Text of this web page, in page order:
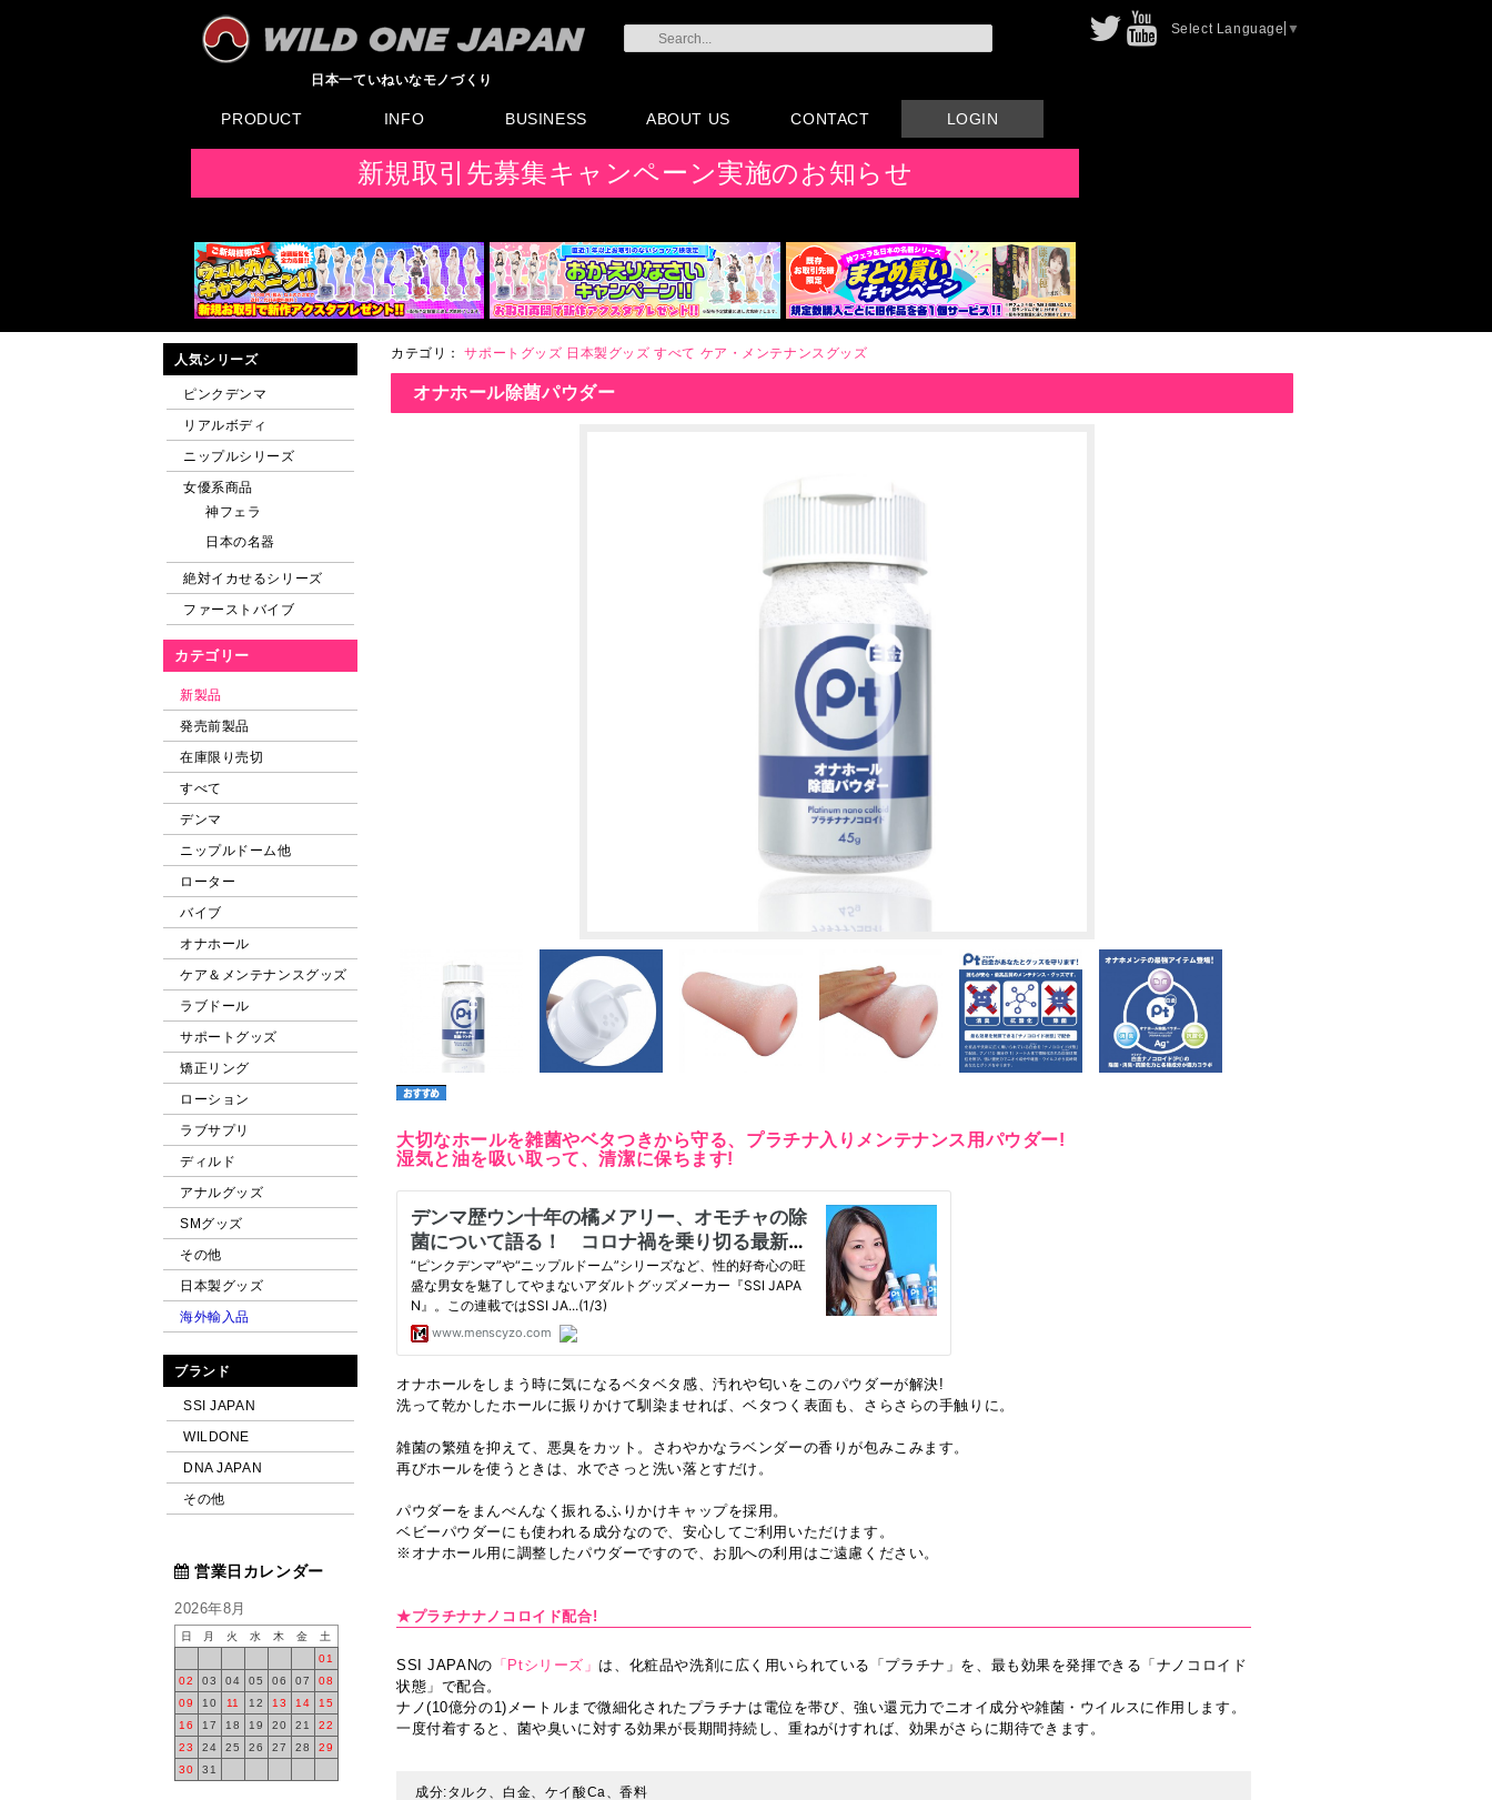
日本一ていねいなモノづくり
PRODUCT INFO
製品情報
お知らせ
イベント・展示会
メディア掲載
BUSINESS
会員登録
注文方法・卸売りにつ
いて
FAX注文書
カタログ
販促物配布
代理店契約について
ABOUT US
取り扱い店リスト
CONTACT
お問い合わせ
付属品販売(一般のお
客様向け)
アイディア募集
LOGIN
新規取引先募集キャンペーン実施のお知らせ
Select Language ▼
人気シリーズ
ピンクデンマ
リアルボディ
ニップルシリーズ
女優系商品
神フェラ
日本の名器
絶対イカせるシリーズ
ファーストバイブ
カテゴリー
新製品
発売前製品
在庫限り売切
すべて
デンマ
ニップルドーム他
ローター
バイブ
オナホール
ケア＆メンテナンスグッズ
ラブドール
サポートグッズ
矯正リング
ローション
ラブサプリ
ディルド
アナルグッズ
SMグッズ
その他
日本製グッズ
海外輸入品
ブランド
SSI JAPAN
WILDONE
DNA JAPAN
その他
営業日カレンダー
2026年8月
日 月 火 水 木 金
土
01
02
03 04 05 06 07
08
09
10 11 12 13 14
15
16
17 18 19 20 21
22
23
24 25 26 27 28
29
30
31
カテゴリ：サポートグッズ 日本製グッズ すべて ケア・メンテナンスグッズ
オナホール除菌パウダー
大切なホールを雑菌やベタつきから守る、プラチナ入りメンテナンス用パウダー!
湿気と油を吸い取って、清潔に保ちます!
オナホールをしまう時に気になるベタベタ感、汚れや匂いをこのパウダーが解決!
洗って乾かしたホールに振りかけて馴染ませれば、ベタつく表面も、さらさらの手触りに。
雑菌の繁殖を抑えて、悪臭をカット。さわやかなラベンダーの香りが包みこみます。
再びホールを使うときは、水でさっと洗い落とすだけ。
パウダーをまんべんなく振れるふりかけキャップを採用。
ベビーパウダーにも使われる成分なので、安心してご利用いただけます。
※オナホール用に調整したパウダーですので、お肌への利用はご遠慮ください。
★プラチナナノコロイド配合!
SSI JAPANの 「Ptシリーズ」 は、化粧品や洗剤に広く用いられている「プラチナ」を、最も効果を発揮できる「ナノコロイド
状態」で配合。
ナノ(10億分の1)メートルまで微細化されたプラチナは電位を帯び、強い還元力でニオイ成分や雑菌・ウイルスに作用します。
一度付着すると、菌や臭いに対する効果が長期間持続し、重ねがけすれば、効果がさらに期待できます。
成分:タルク、白金、ケイ酸Ca、香料